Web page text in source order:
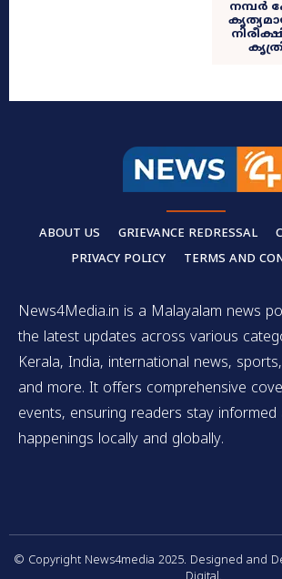
നമ്പർ
ABOUT US GRIEVANCE REDRESSAL
PRIVACY POLICY
TERMS AND
News4Media.in is a Malayalam news
the latest updates across various
Kerala, India, international news,
and more. It offers comprehensive
events, ensuring readers stay
happenings locally and globally.
© Copyright News4media 2025. Designed and